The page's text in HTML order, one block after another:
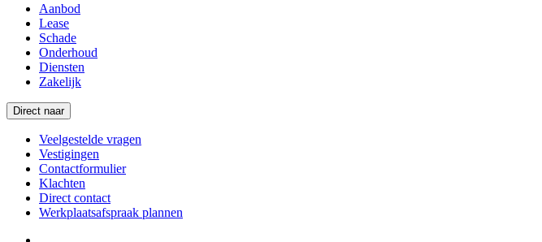
Aanbod
Lease
Schade
Onderhoud
Diensten
Zakelijk
Direct naar
Veelgestelde vragen
Vestigingen
Contactformulier
Klachten
Direct contact
Werkplaatsafspraak plannen